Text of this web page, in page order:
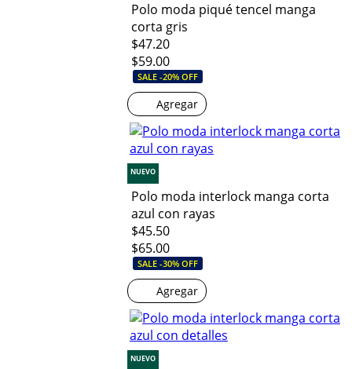
Polo moda piqué tencel manga
corta gris
$47.20
$59.00
SALE -20% OFF
Agregar
NUEVO
Polo moda interlock manga corta
azul con rayas
$45.50
$65.00
SALE -30% OFF
Agregar
NUEVO